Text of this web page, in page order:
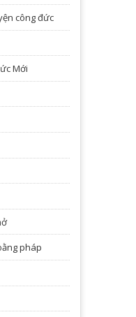
công đức
Mới
pháp